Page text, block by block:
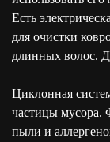
Есть
для очистки
длинных волос.
Циклонная
частицы мусора.
пыли и